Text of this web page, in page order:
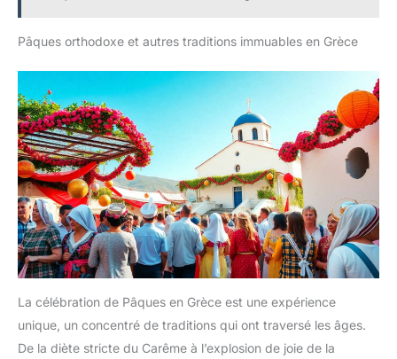
Pâques orthodoxe et autres traditions immuables en Grèce
La célébration de Pâques en Grèce est une expérience
unique, un concentré de traditions qui ont traversé les âges.
De la diète stricte du Carême à l’explosion de joie de la